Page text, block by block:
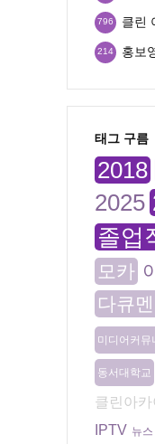
클린
796
홍보
214
태그 구름
2018
2025
졸업
모카
다큐
미디어커뮤
동서대학교
클린아카
IPTV 뉴스